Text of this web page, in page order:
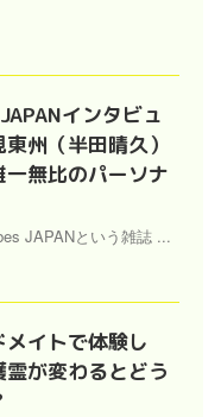
インタビュ
州（半田晴久）
一無比のパーソナ
JAPANという雑誌 ...
メイトで体験し
霊が変わるとどう